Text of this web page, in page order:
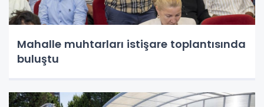
Mahalle muhtarları istişare toplantısında
buluştu